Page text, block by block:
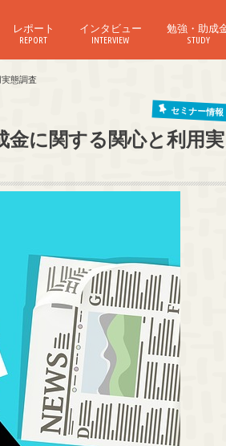
レポート
REPORT
インタビュー
INTERVIEW
勉強・助成
STUDY
態調査
セミナー情報
金に関する関心と利用実